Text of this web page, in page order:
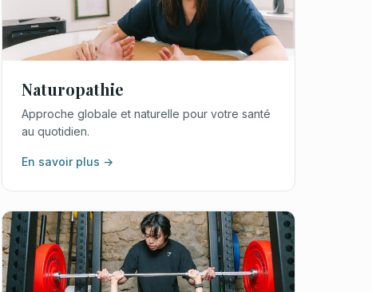
Naturopathie
Approche globale et naturelle pour votre santé
au quotidien.
En savoir plus →